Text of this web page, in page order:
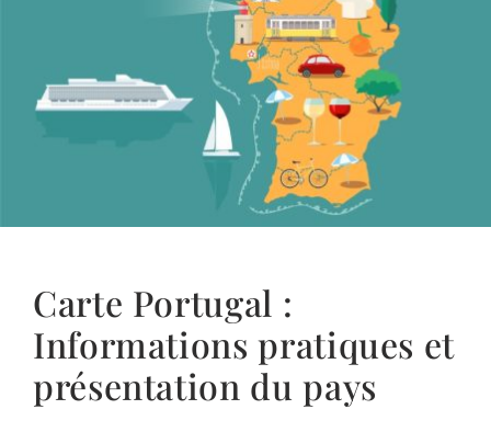
Carte Portugal :
Informations pratiques et
présentation du pays